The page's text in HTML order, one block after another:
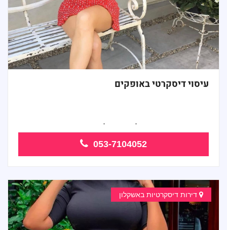
עיסוי דיסקרטי באופקים
פרטי מיוחד ואיכותי לעיסוי נפלא ואיכות...
053-7104052
דירות דיסקרטיות באשקלון